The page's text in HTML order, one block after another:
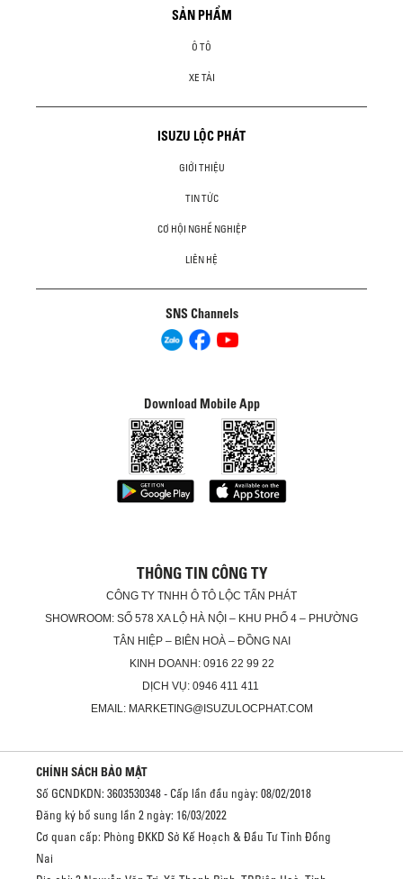
SẢN PHẨM
Ô TÔ
XE TẢI
ISUZU LỘC PHÁT
GIỚI THIỆU
TIN TỨC
CƠ HỘI NGHỀ NGHIỆP
LIÊN HỆ
SNS Channels
Download Mobile App
THÔNG TIN CÔNG TY
CÔNG TY TNHH Ô TÔ LỘC TẤN PHÁT
SHOWROOM: SỐ 578 XA LỘ HÀ NỘI – KHU PHỐ 4 – PHƯỜNG
TÂN HIỆP – BIÊN HOÀ – ĐỒNG NAI
KINH DOANH: 0916 22 99 22
DỊCH VỤ: 0946 411 411
EMAIL: MARKETING@ISUZULOCPHAT.COM
CHÍNH SÁCH BẢO MẬT
Số GCNDKDN: 3603530348 - Cấp lần đầu ngày: 08/02/2018
Đăng ký bổ sung lần 2 ngày: 16/03/2022
Cơ quan cấp: Phòng ĐKKD Sở Kế Hoạch & Đầu Tư Tỉnh Đồng
Nai